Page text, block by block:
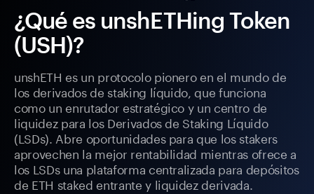
¿Qué es unshETHing Token
(USH)?
unshETH es un protocolo pionero en el mundo de
los derivados de staking líquido, que funciona
como un enrutador estratégico y un centro de
liquidez para los Derivados de Staking Líquido
(LSDs). Abre oportunidades para que los stakers
aprovechen la mejor rentabilidad mientras ofrece a
los LSDs una plataforma centralizada para depósitos
de ETH staked entrante y liquidez derivada.